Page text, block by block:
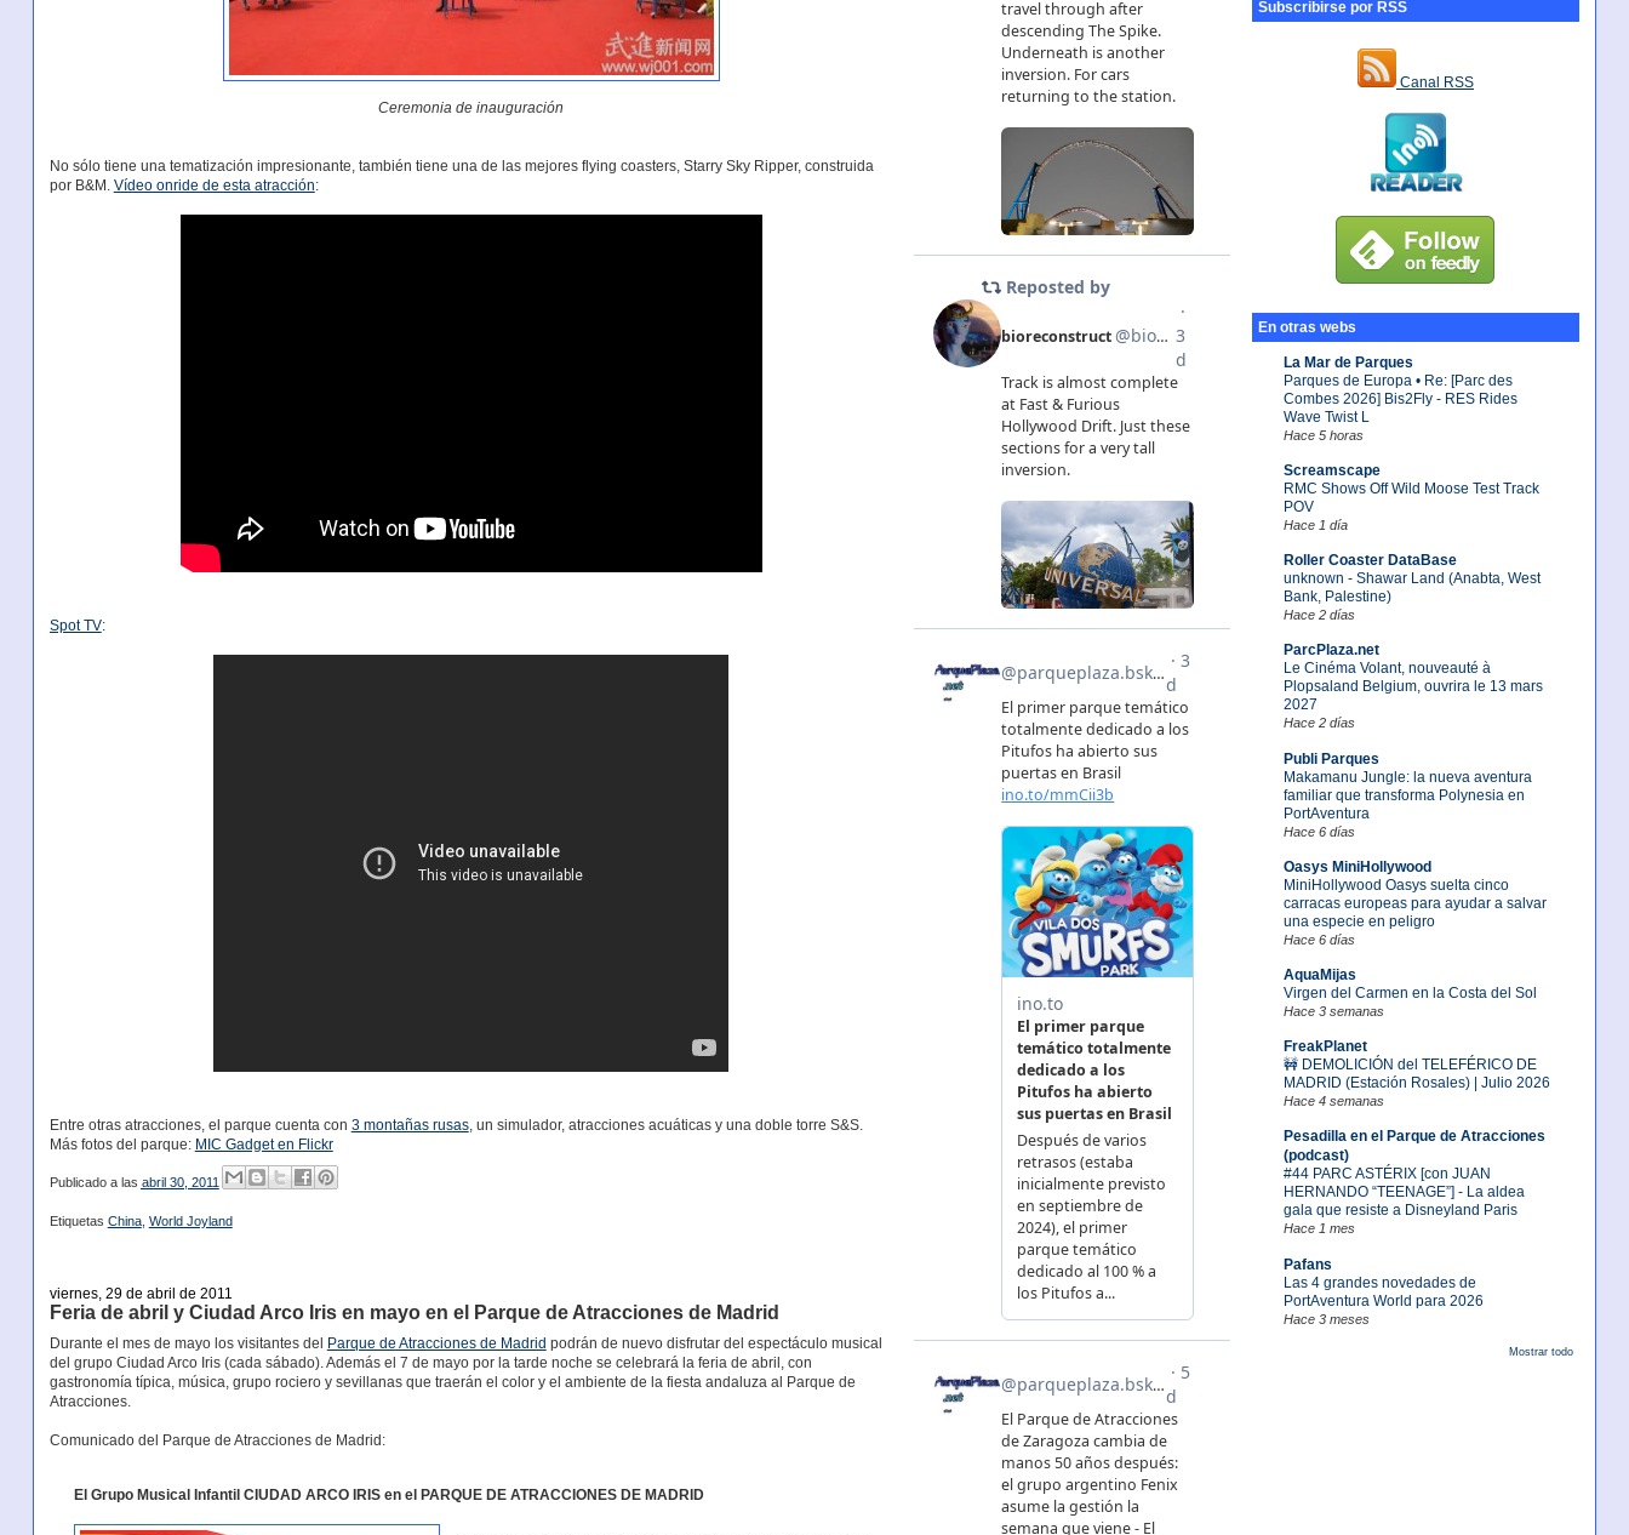
Subscribirse por RSS
Canal RSS
En otras webs
La Mar de Parques
Parques de Europa • Re: [Parc des
Combes 2026] Bis2Fly - RES Rides
Wave Twist L
Hace 5 horas
Screamscape
RMC Shows Off Wild Moose Test Track
POV
Hace 1 día
Roller Coaster DataBase
unknown - Shawar Land (Anabta, West
Bank, Palestine)
Hace 2 días
ParcPlaza.net
Le Cinéma Volant, nouveauté à
Plopsaland Belgium, ouvrira le 13 mars
2027
Hace 2 días
Publi Parques
Makamanu Jungle: la nueva aventura
familiar que transforma Polynesia en
PortAventura
Hace 6 días
Oasys MiniHollywood
MiniHollywood Oasys suelta cinco
carracas europeas para ayudar a salvar
una especie en peligro
Hace 6 días
AquaMijas
Virgen del Carmen en la Costa del Sol
Hace 3 semanas
FreakPlanet
🚧 DEMOLICIÓN del TELEFÉRICO DE
MADRID (Estación Rosales) | Julio 2026
Hace 4 semanas
Pesadilla en el Parque de Atracciones
(podcast)
#44 PARC ASTÉRIX [con JUAN
HERNANDO “TEENAGE”] - La aldea
gala que resiste a Disneyland Paris
Hace 1 mes
Pafans
Las 4 grandes novedades de
PortAventura World para 2026
Hace 3 meses
Mostrar todo
Ceremonia de inauguración
No sólo tiene una tematización impresionante, también tiene una de las mejores flying coasters, Starry Sky Ripper, construida
por B&M. Vídeo onride de esta atracción:
Spot TV:
Entre otras atracciones, el parque cuenta con 3 montañas rusas, un simulador, atracciones acuáticas y una doble torre S&S.
Más fotos del parque: MIC Gadget en Flickr
Publicado a las abril 30, 2011
Etiquetas China, World Joyland
viernes, 29 de abril de 2011
Feria de abril y Ciudad Arco Iris en mayo en el Parque de Atracciones de Madrid
Durante el mes de mayo los visitantes del Parque de Atracciones de Madrid podrán de nuevo disfrutar del espectáculo musical
del grupo Ciudad Arco Iris (cada sábado). Además el 7 de mayo por la tarde noche se celebrará la feria de abril, con
gastronomía típica, música, grupo rociero y sevillanas que traerán el color y el ambiente de la fiesta andaluza al Parque de
Atracciones.
Comunicado del Parque de Atracciones de Madrid:
El Grupo Musical Infantil CIUDAD ARCO IRIS en el PARQUE DE ATRACCIONES DE MADRID